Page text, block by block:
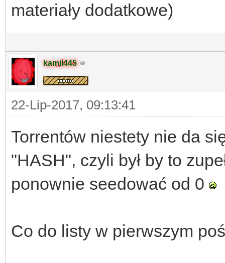
materiały dodatkowe)
kamil445
22-Lip-2017, 09:13:41
Torrentów niestety nie da
"HASH", czyli był by to
ponownie seedować od 0
Co do listy w pierwszym